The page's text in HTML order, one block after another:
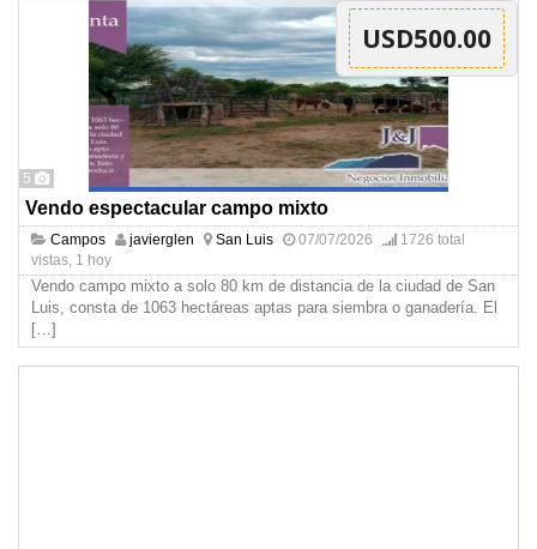
5
USD500.00
Vendo espectacular campo mixto
Campos javierglen San Luis 07/07/2026
1726 total
vistas, 1 hoy
Vendo campo mixto a solo 80 km de distancia de la ciudad de San
Luis, consta de 1063 hectáreas aptas para siembra o ganadería. El
[…]